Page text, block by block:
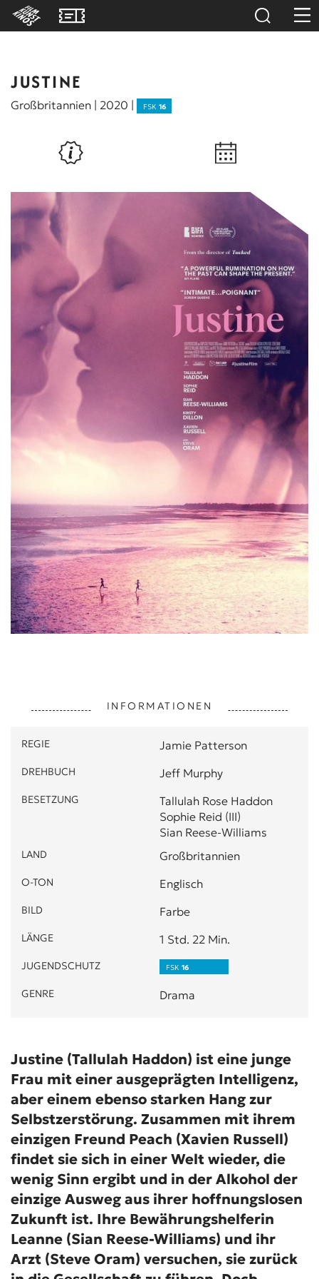
JUSTINE
Großbritannien | 2020 | FSK 16
INFORMATIONEN
REGIE Jamie Patterson
DREHBUCH Jeff Murphy
BESETZUNG
Tallulah Rose Haddon
Sophie Reid (III)
Sian Reese-Williams
LAND Großbritannien
O-TON Englisch
BILD Farbe
LÄNGE 1 Std. 22 Min.
JUGENDSCHUTZ FSK 16
GENRE Drama
Justine (Tallulah Haddon) ist eine junge
Frau mit einer ausgeprägten Intelligenz,
aber einem ebenso starken Hang zur
Selbstzerstörung. Zusammen mit ihrem
einzigen Freund Peach (Xavien Russell)
findet sie sich in einer Welt wieder, die
wenig Sinn ergibt und in der Alkohol der
einzige Ausweg aus ihrer hoffnungslosen
Zukunft ist. Ihre Bewährungshelferin
Leanne (Sian Reese-Williams) und ihr
Arzt (Steve Oram) versuchen, sie zurück